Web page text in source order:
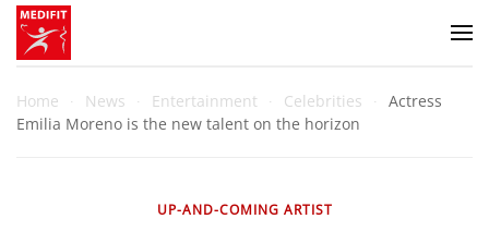
Zum Hauptinhalt springen
Home News Entertainment Celebrities
Actress
Emilia Moreno is the new talent on the horizon
UP-AND-COMING ARTIST